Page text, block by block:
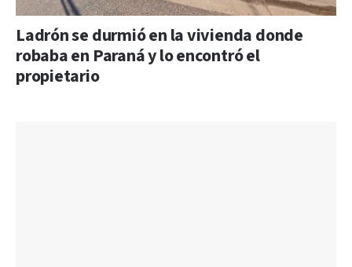
Ladrón se durmió en la vivienda donde
robaba en Paraná y lo encontró el
propietario